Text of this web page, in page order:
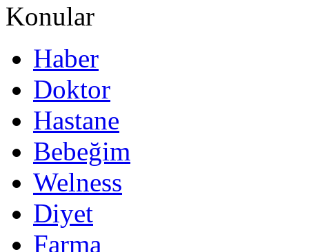
Konular
Haber
Doktor
Hastane
Bebeğim
Welness
Diyet
Farma